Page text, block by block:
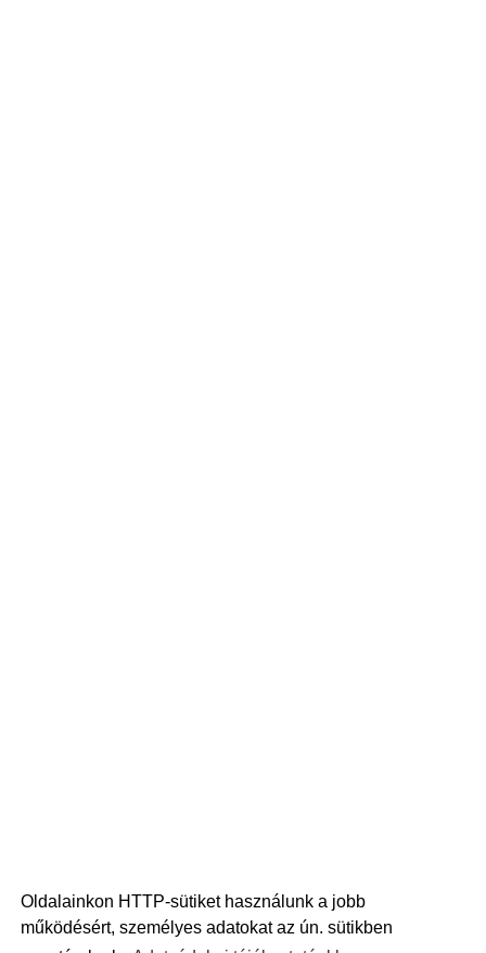
Oldalainkon HTTP-sütiket használunk a jobb
működésért, személyes adatokat az ún. sütikben